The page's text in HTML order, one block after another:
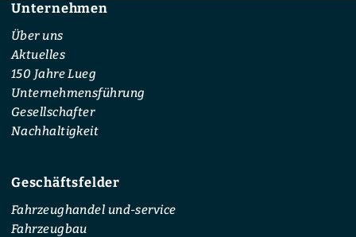
Footer
Unternehmen
Über uns
Aktuelles
150 Jahre Lueg
Unternehmensführung
Gesellschafter
Nachhaltigkeit
Geschäftsfelder
Fahrzeughandel und-service
Fahrzeugbau